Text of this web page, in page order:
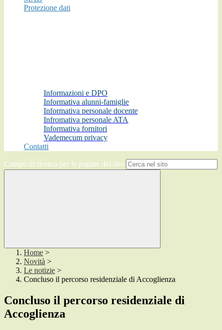
Protezione dati
Informazioni e DPO
Informativa alunni-famiglie
Informativa personale docente
Infromativa personale ATA
Informativa fornitori
Vademecum privacy
Contatti
Campo di ricerca per le pagine del sito
Home >
Novità >
Le notizie >
Concluso il percorso residenziale di Accoglienza
Concluso il percorso residenziale di
Accoglienza